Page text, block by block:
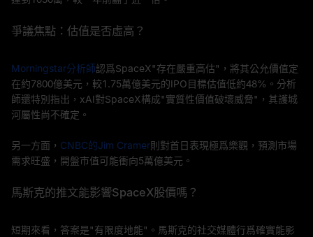
爭議焦點：估值是否虛高？
Morningstar分析師認爲SpaceX"存在嚴重高估"，將其公允價值定
在約7800億美元，較1.75萬億美元的IPO目標估值低約48%。分析
師還特別指出，xAI對SpaceX構成"實質性價值破壞威脅"，其護城
河屬性尚不確定。
另一方面， CNBC的Jim Cramer則對首日表現極爲樂觀，預測市場
需求旺盛，開盤市值可能衝向5萬億美元。
馬斯克的推文能影響SpaceX股價嗎？
短期來看，答案是"有限度地能"。馬斯克的社交媒體行爲確實能影